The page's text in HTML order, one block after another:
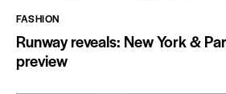
FASHION
Runway reveals: New York &
preview